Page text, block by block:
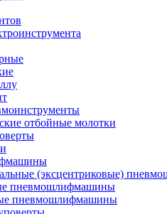
отбойные молотки
(эксцентриковые)
пневмошлифмашины
пневмошлифмашины